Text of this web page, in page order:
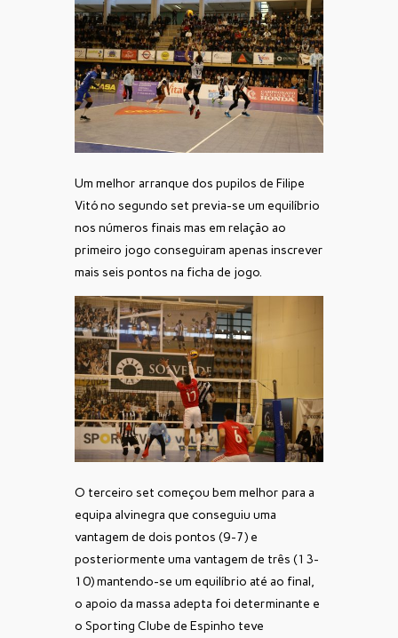
Um melhor arranque dos pupilos de Filipe
Vitó no segundo set previa-se um equilíbrio
nos números finais mas em relação ao
primeiro jogo conseguiram apenas inscrever
mais seis pontos na ficha de jogo.
O terceiro set começou bem melhor para a
equipa alvinegra que conseguiu uma
vantagem de dois pontos (9-7) e
posteriormente uma vantagem de três (13-
10) mantendo-se um equilíbrio até ao final,
o apoio da massa adepta foi determinante e
o Sporting Clube de Espinho teve